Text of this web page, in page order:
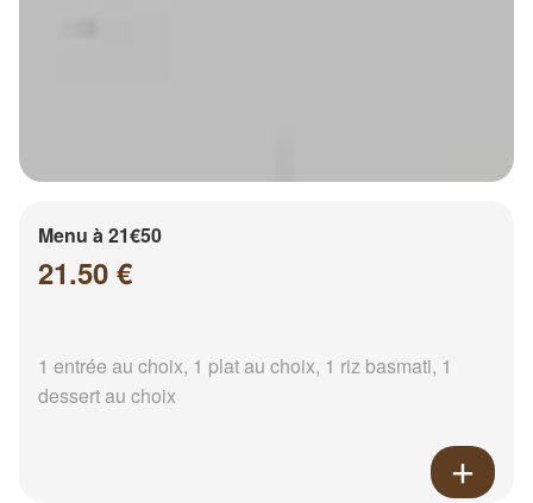
Menu à 21€50
21.50 €
1 entrée au choix, 1 plat au choix, 1 riz basmati, 1
dessert au choix